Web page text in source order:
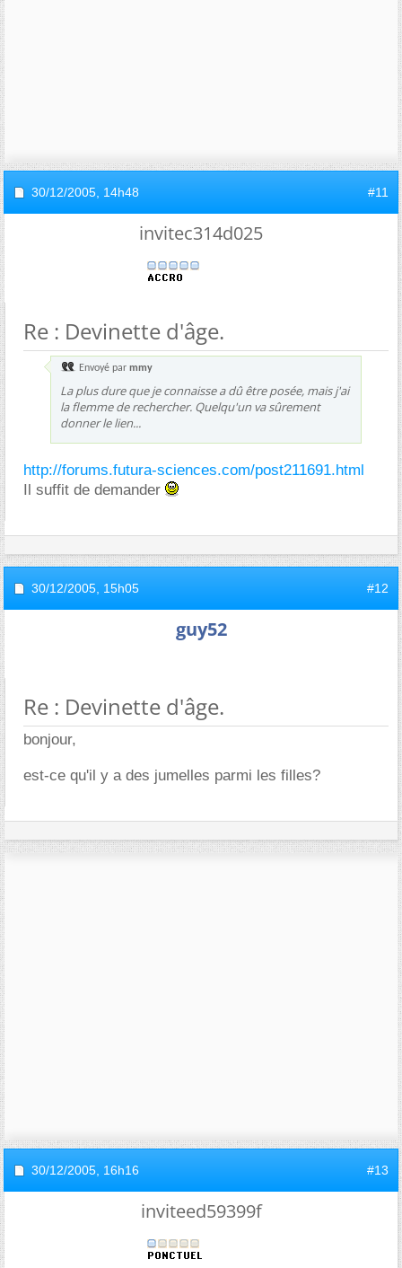
30/12/2005, 14h48 #11
invitec314d025
Re : Devinette d'âge.
Envoyé par mmy
La plus dure que je connaisse a dû être posée, mais j'ai
la flemme de rechercher. Quelqu'un va sûrement
donner le lien...
http://forums.futura-sciences.com/post211691.html
Il suffit de demander
30/12/2005, 15h05 #12
guy52
Re : Devinette d'âge.
bonjour,
est-ce qu'il y a des jumelles parmi les filles?
30/12/2005, 16h16 #13
inviteed59399f